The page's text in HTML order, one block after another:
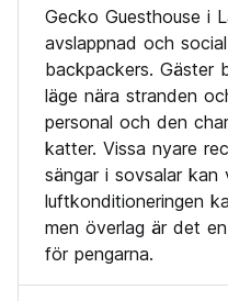
Gecko Guesthouse i
avslappnad och
backpackers. Gäster
läge nära stranden
personal och den
katter. Vissa nyare
sängar i sovsalar
luftkonditioneringen
men överlag är det
för pengarna.